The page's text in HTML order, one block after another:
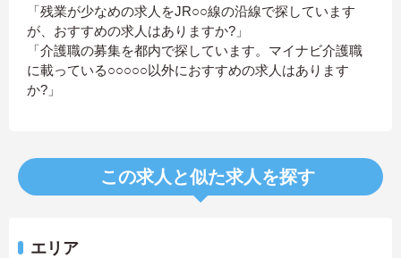
「残業が少なめの求人をJR○○線の沿線で探しています
が、おすすめの求人はありますか?」
「介護職の募集を都内で探しています。マイナビ介護職
に載っている○○○○○以外におすすめの求人はあります
か?」
この求人と似た求人を探す
エリア